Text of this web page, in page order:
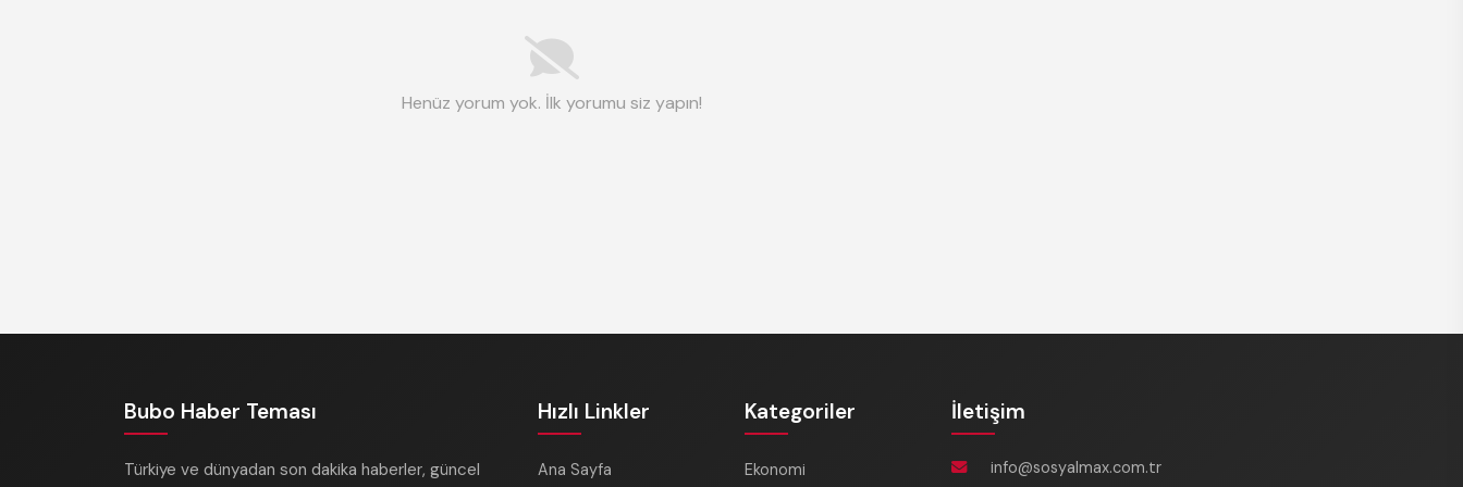
Henüz yorum yok. İlk yorumu siz yapın!
Bubo Haber Teması
Türkiye ve dünyadan son dakika haberler, güncel
Hızlı Linkler
Ana Sayfa
Kategoriler
Ekonomi
İletişim
info@sosyalmax.com.tr